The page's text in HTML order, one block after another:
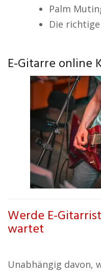
Palm
Die
E-Gitarre online
Werde E-
wartet
Unabhängig davon,